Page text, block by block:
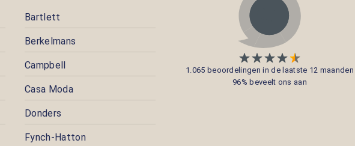
Bartlett
Berkelmans
Campbell
Casa Moda
Donders
Fynch-Hatton
1.065 beoordelingen in de laatste 12 maanden
96% beveelt ons aan